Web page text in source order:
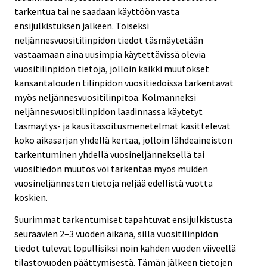
tarkentua tai ne saadaan käyttöön vasta
ensijulkistuksen jälkeen. Toiseksi
neljännesvuositilinpidon tiedot täsmäytetään
vastaamaan aina uusimpia käytettävissä olevia
vuositilinpidon tietoja, jolloin kaikki muutokset
kansantalouden tilinpidon vuositiedoissa tarkentavat
myös neljännesvuositilinpitoa. Kolmanneksi
neljännesvuositilinpidon laadinnassa käytetyt
täsmäytys- ja kausitasoitusmenetelmät käsittelevät
koko aikasarjan yhdellä kertaa, jolloin lähdeaineiston
tarkentuminen yhdellä vuosineljänneksellä tai
vuositiedon muutos voi tarkentaa myös muiden
vuosineljännesten tietoja neljää edellistä vuotta
koskien.
Suurimmat tarkentumiset tapahtuvat ensijulkistusta
seuraavien 2–3 vuoden aikana, sillä vuositilinpidon
tiedot tulevat lopullisiksi noin kahden vuoden viiveellä
tilastovuoden päättymisestä. Tämän jälkeen tietojen